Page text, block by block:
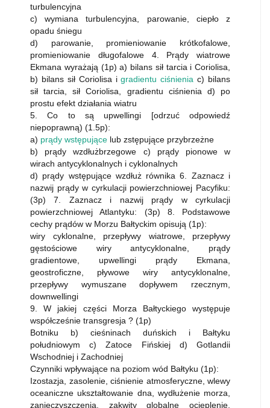
turbulencyjna
c) wymiana turbulencyjna, parowanie, ciepło z
opadu śniegu
d) parowanie, promieniowanie krótkofalowe,
promieniowanie długofalowe 4. Prądy wiatrowe
Ekmana wyrażają (1p) a) bilans sił tarcia i Coriolisa,
b) bilans sił Coriolisa igradientu ciśnienia c) bilans
sił tarcia, sił Coriolisa, gradientu ciśnienia d) po
prostu efekt działania wiatru
5. Co to są upwellingi [odrzuć odpowiedź
niepoprawną) (1.5p):
a) prądy wstępujące lub zstępujące przybrzeżne
b) prądy wzdłużbrzegowe c) prądy pionowe w
wirach antycyklonalnych i cyklonalnych
d) prądy wstępujące wzdłuż równika 6. Zaznacz i
nazwij prądy w cyrkulacji powierzchniowej Pacyfiku:
(3p) 7. Zaznacz i nazwij prądy w cyrkulacji
powierzchniowej Atlantyku: (3p) 8. Podstawowe
cechy prądów w Morzu Bałtyckim opisują (1p):
wiry cyklonalne, przepływy wiatrowe, przepływy
gęstościowe wiry antycyklonalne, prądy
gradientowe, upwellingi prądy Ekmana,
geostroficzne, pływowe wiry antycyklonalne,
przepływy wymuszane dopływem rzecznym,
downwellingi
9. W jakiej części Morza Bałtyckiego występuje
współcześnie transgresja ? (1p)
Botniku b) cieśninach duńskich i Bałtyku
południowym c) Zatoce Fińskiej d) Gotlandii
Wschodniej i Zachodniej
Czynniki wpływające na poziom wód Bałtyku (1p):
Izostazja, zasolenie, ciśnienie atmosferyczne, wlewy
oceaniczne ukształtowanie dna, wydłużenie morza,
zanieczyszczenia, zakwity globalne ocieplenie,